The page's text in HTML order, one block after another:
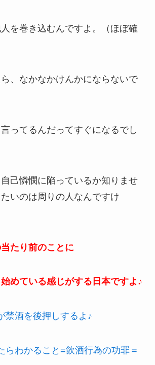
を巻き込むんですよ。（ほぼ確
、なかなかけんかにならないで
ってるんだってすぐになるでし
己憐憫に陥っているか知りませ
いのは周りの人なんですけ
たり前のことに
めている感じがする日本ですよ♪
禁酒を後押しするよ♪
らわかること=飲酒行為の功罪＝